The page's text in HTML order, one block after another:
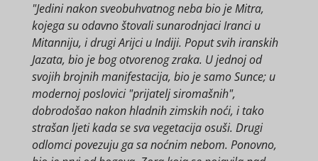
"Jedini nakon sveobuhvatnog neba bio je Mitra,
kojega su odavno štovali sunarodnjaci Iranci u
Mitanniju, i drugi Arijci u Indiji. Poput svih iranskih
Jazata, bio je bog otvorenog zraka. U jednoj od
svojih brojnih manifestacija, bio je samo Sunce; u
modernoj poslovici "prijatelj siromašnih",
dobrodošao nakon hladnih zimskih noći, i tako
strašan ljeti kada se sva vegetacija osuši. Drugi
odlomci povezuju ga sa noćnim nebom. Ponovno,